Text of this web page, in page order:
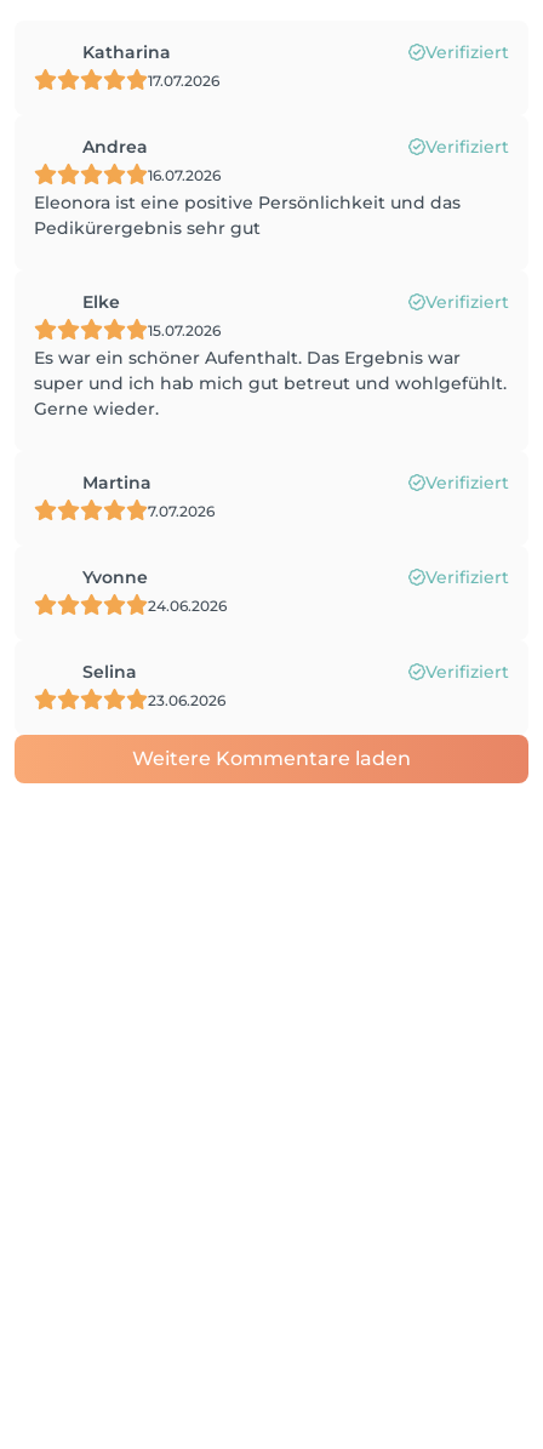
Katharina Verifiziert
17.07.2026
Andrea Verifiziert
16.07.2026
Eleonora ist eine positive Persönlichkeit und das
Pedikürergebnis sehr gut
Elke Verifiziert
15.07.2026
Es war ein schöner Aufenthalt. Das Ergebnis war
super und ich hab mich gut betreut und wohlgefühlt.
Gerne wieder.
Martina Verifiziert
7.07.2026
Yvonne Verifiziert
24.06.2026
Selina Verifiziert
23.06.2026
Weitere Kommentare laden